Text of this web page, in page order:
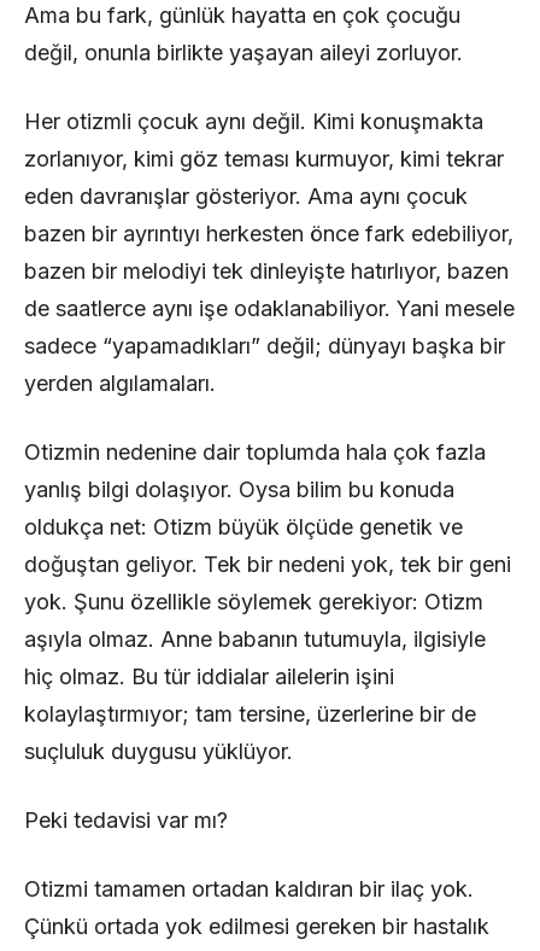
Ama bu fark, günlük hayatta en çok çocuğu
değil, onunla birlikte yaşayan aileyi zorluyor.
Her otizmli çocuk aynı değil. Kimi konuşmakta
zorlanıyor, kimi göz teması kurmuyor, kimi tekrar
eden davranışlar gösteriyor. Ama aynı çocuk
bazen bir ayrıntıyı herkesten önce fark edebiliyor,
bazen bir melodiyi tek dinleyişte hatırlıyor, bazen
de saatlerce aynı işe odaklanabiliyor. Yani mesele
sadece “yapamadıkları” değil; dünyayı başka bir
yerden algılamaları.
Otizmin nedenine dair toplumda hala çok fazla
yanlış bilgi dolaşıyor. Oysa bilim bu konuda
oldukça net: Otizm büyük ölçüde genetik ve
doğuştan geliyor. Tek bir nedeni yok, tek bir geni
yok. Şunu özellikle söylemek gerekiyor: Otizm
aşıyla olmaz. Anne babanın tutumuyla, ilgisiyle
hiç olmaz. Bu tür iddialar ailelerin işini
kolaylaştırmıyor; tam tersine, üzerlerine bir de
suçluluk duygusu yüklüyor.
Peki tedavisi var mı?
Otizmi tamamen ortadan kaldıran bir ilaç yok.
Çünkü ortada yok edilmesi gereken bir hastalık